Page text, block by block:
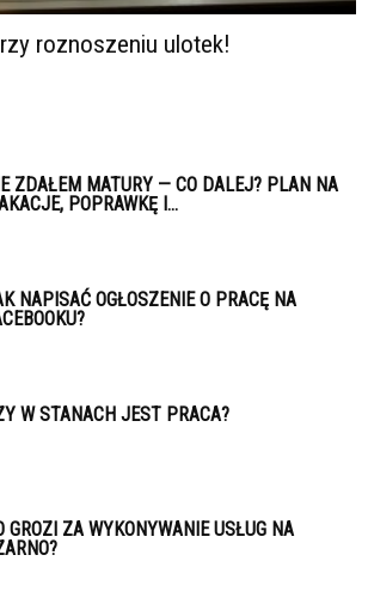
roznoszeniu ulotek!
ZDAŁEM MATURY — CO DALEJ? PLAN NA
POPRAWKĘ I...
NAPISAĆ OGŁOSZENIE O PRACĘ NA
W STANACH JEST PRACA?
GROZI ZA WYKONYWANIE USŁUG NA